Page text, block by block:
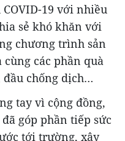
19 với nhiều
sẻ khó khăn với
chương trình sản
các phần quà
đầu chống dịch…
tay vì cộng đồng,
góp phần tiếp sức
tới trường, xây